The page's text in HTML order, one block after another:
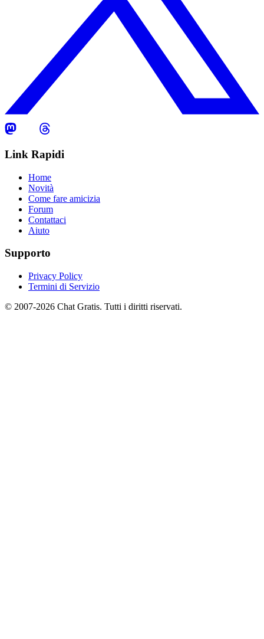
Link Rapidi
Home
Novità
Come fare amicizia
Forum
Contattaci
Aiuto
Supporto
Privacy Policy
Termini di Servizio
© 2007-2026 Chat Gratis. Tutti i diritti riservati.